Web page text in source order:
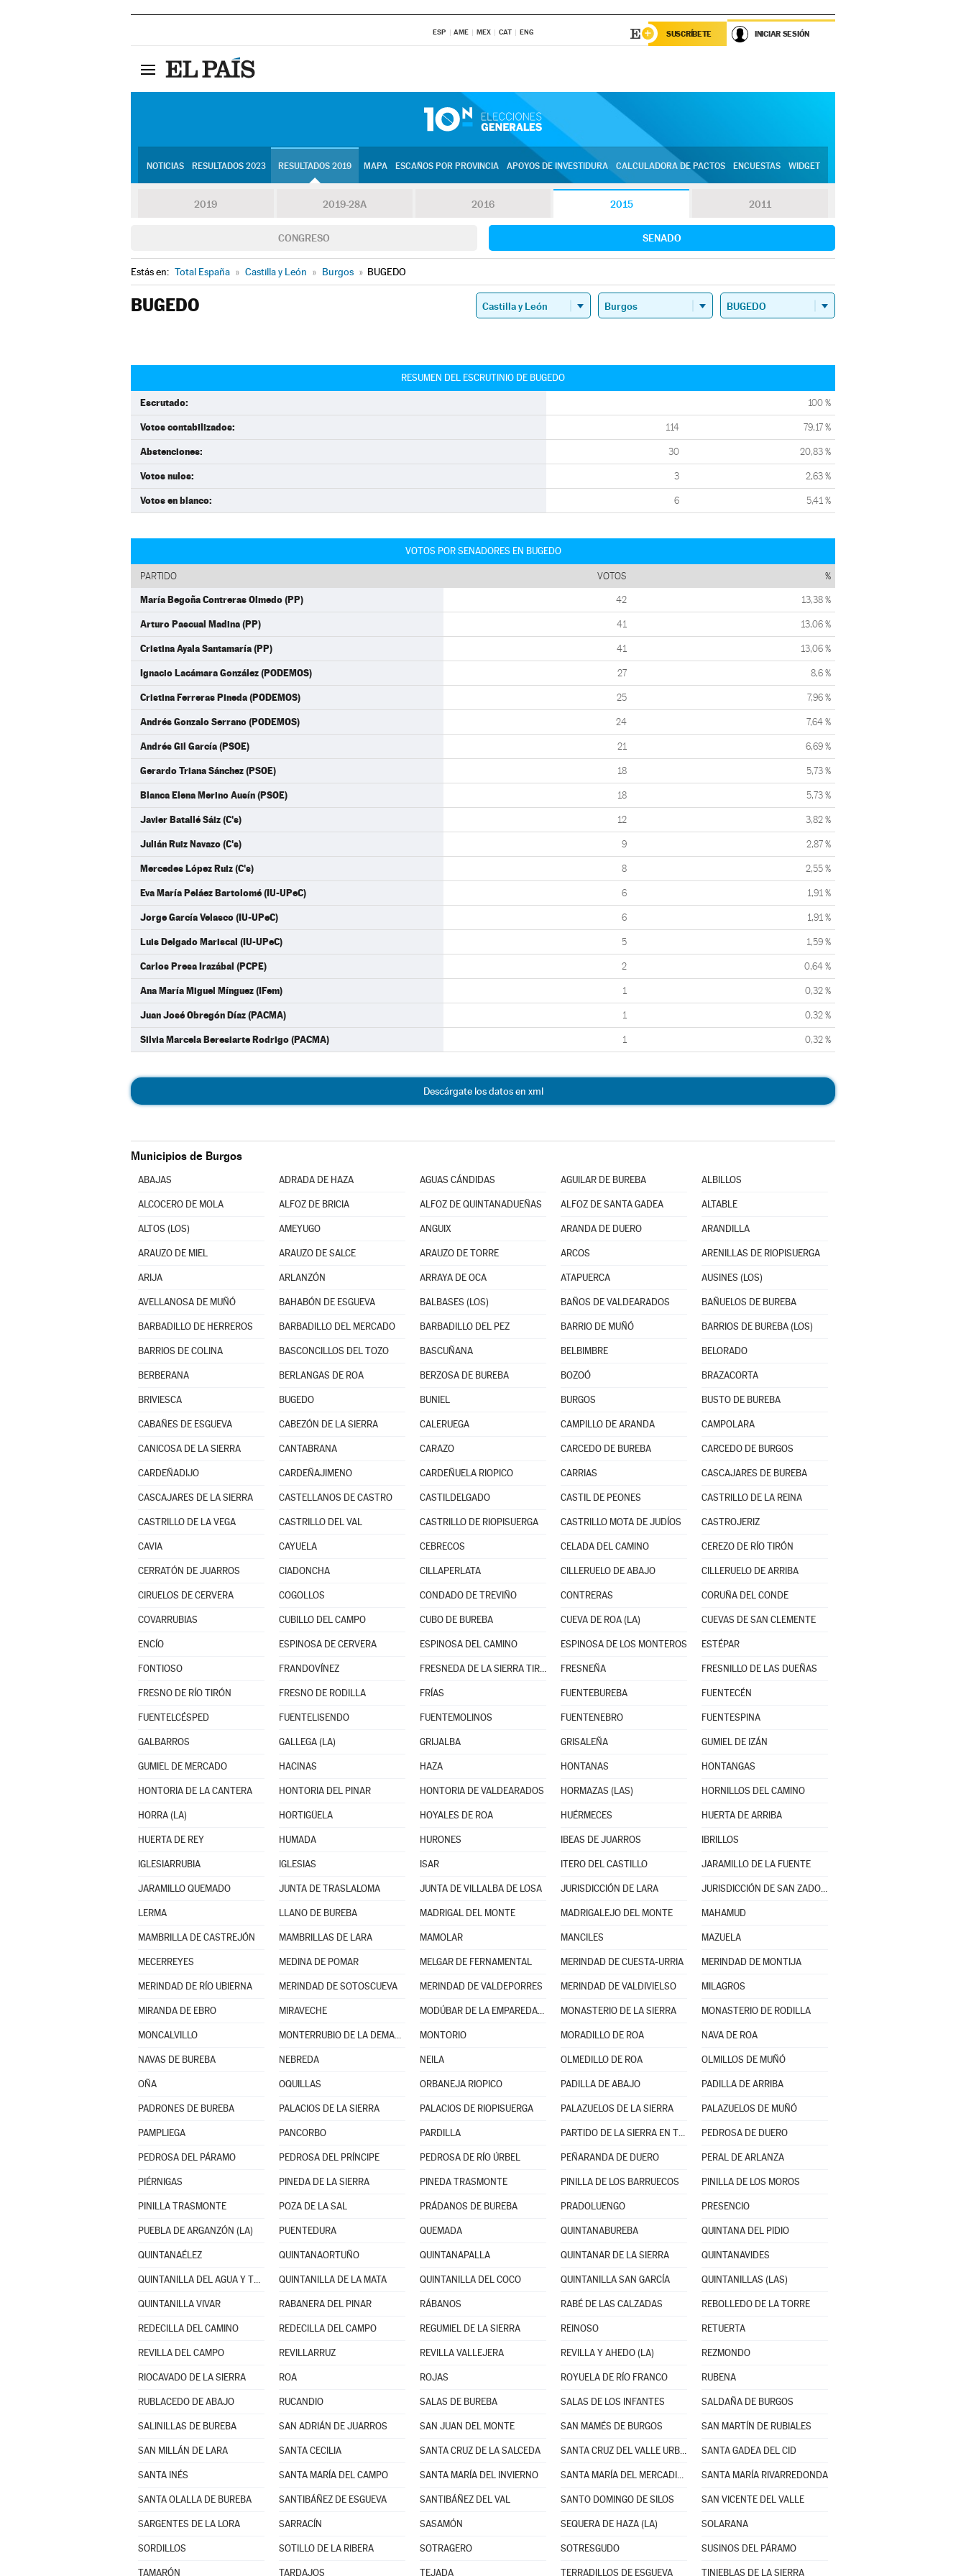
ESP AME MEX CAT ENG SUSCRÍBETE INICIAR SESIÓN
NOTICIAS RESULTADOS 2023 RESULTADOS 2019 MAPA ESCAÑOS POR PROVINCIA APOYOS DE INVESTIDURA CALCULADORA DE PACTOS ENCUESTAS WIDGET
2019 2019-28A 2016 2015 2011
CONGRESO SENADO
Estás en: Total España » Castilla y León » Burgos » BUGEDO
BUGEDO
RESUMEN DEL ESCRUTINIO DE BUGEDO
Escrutado: 100 %
Votos contabilizados: 114 79,17 %
Abstenciones: 30 20,83 %
Votos nulos: 3 2,63 %
Votos en blanco: 6 5,41 %
VOTOS POR SENADORES EN BUGEDO
PARTIDO VOTOS %
María Begoña Contreras Olmedo (PP) 42 13,38 %
Arturo Pascual Madina (PP) 41 13,06 %
Cristina Ayala Santamaría (PP) 41 13,06 %
Ignacio Lacámara González (PODEMOS) 27 8,6 %
Cristina Ferreras Pineda (PODEMOS) 25 7,96 %
Andrés Gonzalo Serrano (PODEMOS) 24 7,64 %
Andrés Gil García (PSOE) 21 6,69 %
Gerardo Triana Sánchez (PSOE) 18 5,73 %
Blanca Elena Merino Ausín (PSOE) 18 5,73 %
Javier Batallé Sáiz (C's) 12 3,82 %
Julián Ruiz Navazo (C's) 9 2,87 %
Mercedes López Ruiz (C's) 8 2,55 %
Eva María Peláez Bartolomé (IU-UPeC) 6 1,91 %
Jorge García Velasco (IU-UPeC) 6 1,91 %
Luis Delgado Mariscal (IU-UPeC) 5 1,59 %
Carlos Presa Irazábal (PCPE) 2 0,64 %
Ana María Miguel Mínguez (IFem) 1 0,32 %
Juan José Obregón Díaz (PACMA) 1 0,32 %
Silvia Marcela Beresiarte Rodrigo (PACMA) 1 0,32 %
Descárgate los datos en xml
Municipios de Burgos
ABAJAS ADRADA DE HAZA AGUAS CÁNDIDAS AGUILAR DE BUREBA ALBILLOS
ALCOCERO DE MOLA ALFOZ DE BRICIA ALFOZ DE QUINTANADUEÑAS ALFOZ DE SANTA GADEA ALTABLE
ALTOS (LOS) AMEYUGO ANGUIX ARANDA DE DUERO ARANDILLA
ARAUZO DE MIEL ARAUZO DE SALCE ARAUZO DE TORRE ARCOS ARENILLAS DE RIOPISUERGA
ARIJA ARLANZÓN ARRAYA DE OCA ATAPUERCA AUSINES (LOS)
AVELLANOSA DE MUÑÓ BAHABÓN DE ESGUEVA BALBASES (LOS) BAÑOS DE VALDEARADOS BAÑUELOS DE BUREBA
BARBADILLO DE HERREROS BARBADILLO DEL MERCADO BARBADILLO DEL PEZ BARRIO DE MUÑÓ BARRIOS DE BUREBA (LOS)
BARRIOS DE COLINA BASCONCILLOS DEL TOZO BASCUÑANA BELBIMBRE BELORADO
BERBERANA BERLANGAS DE ROA BERZOSA DE BUREBA BOZOÓ BRAZACORTA
BRIVIESCA BUGEDO BUNIEL BURGOS BUSTO DE BUREBA
CABAÑES DE ESGUEVA CABEZÓN DE LA SIERRA CALERUEGA CAMPILLO DE ARANDA CAMPOLARA
CANICOSA DE LA SIERRA CANTABRANA CARAZO CARCEDO DE BUREBA CARCEDO DE BURGOS
CARDEÑADIJO CARDEÑAJIMENO CARDEÑUELA RIOPICO CARRIAS CASCAJARES DE BUREBA
CASCAJARES DE LA SIERRA CASTELLANOS DE CASTRO CASTILDELGADO CASTIL DE PEONES CASTRILLO DE LA REINA
CASTRILLO DE LA VEGA CASTRILLO DEL VAL CASTRILLO DE RIOPISUERGA CASTRILLO MOTA DE JUDÍOS CASTROJERIZ
CAVIA CAYUELA CEBRECOS CELADA DEL CAMINO CEREZO DE RÍO TIRÓN
CERRATÓN DE JUARROS CIADONCHA CILLAPERLATA CILLERUELO DE ABAJO CILLERUELO DE ARRIBA
CIRUELOS DE CERVERA COGOLLOS CONDADO DE TREVIÑO CONTRERAS CORUÑA DEL CONDE
COVARRUBIAS CUBILLO DEL CAMPO CUBO DE BUREBA CUEVA DE ROA (LA) CUEVAS DE SAN CLEMENTE
ENCÍO ESPINOSA DE CERVERA ESPINOSA DEL CAMINO ESPINOSA DE LOS MONTEROS ESTÉPAR
FONTIOSO FRANDOVÍNEZ FRESNEDA DE LA SIERRA TIRÓN FRESNEÑA FRESNILLO DE LAS DUEÑAS
FRESNO DE RÍO TIRÓN FRESNO DE RODILLA FRÍAS FUENTEBUREBA FUENTECÉN
FUENTELCÉSPED FUENTELISENDO FUENTEMOLINOS FUENTENEBRO FUENTESPINA
GALBARROS GALLEGA (LA) GRIJALBA GRISALEÑA GUMIEL DE IZÁN
GUMIEL DE MERCADO HACINAS HAZA HONTANAS HONTANGAS
HONTORIA DE LA CANTERA HONTORIA DEL PINAR HONTORIA DE VALDEARADOS HORMAZAS (LAS) HORNILLOS DEL CAMINO
HORRA (LA) HORTIGÜELA HOYALES DE ROA HUÉRMECES HUERTA DE ARRIBA
HUERTA DE REY HUMADA HURONES IBEAS DE JUARROS IBRILLOS
IGLESIARRUBIA IGLESIAS ISAR ITERO DEL CASTILLO JARAMILLO DE LA FUENTE
JARAMILLO QUEMADO JUNTA DE TRASLALOMA JUNTA DE VILLALBA DE LOSA JURISDICCIÓN DE LARA JURISDICCIÓN DE SAN ZADORNIL
LERMA LLANO DE BUREBA MADRIGAL DEL MONTE MADRIGALEJO DEL MONTE MAHAMUD
MAMBRILLA DE CASTREJÓN MAMBRILLAS DE LARA MAMOLAR MANCILES MAZUELA
MECERREYES MEDINA DE POMAR MELGAR DE FERNAMENTAL MERINDAD DE CUESTA-URRIA MERINDAD DE MONTIJA
MERINDAD DE RÍO UBIERNA MERINDAD DE SOTOSCUEVA MERINDAD DE VALDEPORRES MERINDAD DE VALDIVIELSO MILAGROS
MIRANDA DE EBRO MIRAVECHE MODÚBAR DE LA EMPAREDADA MONASTERIO DE LA SIERRA MONASTERIO DE RODILLA
MONCALVILLO MONTERRUBIO DE LA DEMANDA MONTORIO MORADILLO DE ROA NAVA DE ROA
NAVAS DE BUREBA NEBREDA NEILA OLMEDILLO DE ROA OLMILLOS DE MUÑÓ
OÑA OQUILLAS ORBANEJA RIOPICO PADILLA DE ABAJO PADILLA DE ARRIBA
PADRONES DE BUREBA PALACIOS DE LA SIERRA PALACIOS DE RIOPISUERGA PALAZUELOS DE LA SIERRA PALAZUELOS DE MUÑÓ
PAMPLIEGA PANCORBO PARDILLA PARTIDO DE LA SIERRA EN TOBALINA PEDROSA DE DUERO
PEDROSA DEL PÁRAMO PEDROSA DEL PRÍNCIPE PEDROSA DE RÍO ÚRBEL PEÑARANDA DE DUERO PERAL DE ARLANZA
PIÉRNIGAS PINEDA DE LA SIERRA PINEDA TRASMONTE PINILLA DE LOS BARRUECOS PINILLA DE LOS MOROS
PINILLA TRASMONTE POZA DE LA SAL PRÁDANOS DE BUREBA PRADOLUENGO PRESENCIO
PUEBLA DE ARGANZÓN (LA) PUENTEDURA QUEMADA QUINTANABUREBA QUINTANA DEL PIDIO
QUINTANAÉLEZ QUINTANAORTUÑO QUINTANAPALLA QUINTANAR DE LA SIERRA QUINTANAVIDES
QUINTANILLA DEL AGUA Y TORDUELES QUINTANILLA DE LA MATA QUINTANILLA DEL COCO QUINTANILLA SAN GARCÍA QUINTANILLAS (LAS)
QUINTANILLA VIVAR RABANERA DEL PINAR RÁBANOS RABÉ DE LAS CALZADAS REBOLLEDO DE LA TORRE
REDECILLA DEL CAMINO REDECILLA DEL CAMPO REGUMIEL DE LA SIERRA REINOSO RETUERTA
REVILLA DEL CAMPO REVILLARRUZ REVILLA VALLEJERA REVILLA Y AHEDO (LA) REZMONDO
RIOCAVADO DE LA SIERRA ROA ROJAS ROYUELA DE RÍO FRANCO RUBENA
RUBLACEDO DE ABAJO RUCANDIO SALAS DE BUREBA SALAS DE LOS INFANTES SALDAÑA DE BURGOS
SALINILLAS DE BUREBA SAN ADRIÁN DE JUARROS SAN JUAN DEL MONTE SAN MAMÉS DE BURGOS SAN MARTÍN DE RUBIALES
SAN MILLÁN DE LARA SANTA CECILIA SANTA CRUZ DE LA SALCEDA SANTA CRUZ DEL VALLE URBIÓN SANTA GADEA DEL CID
SANTA INÉS SANTA MARÍA DEL CAMPO SANTA MARÍA DEL INVIERNO SANTA MARÍA DEL MERCADILLO SANTA MARÍA RIVARREDONDA
SANTA OLALLA DE BUREBA SANTIBÁÑEZ DE ESGUEVA SANTIBÁÑEZ DEL VAL SANTO DOMINGO DE SILOS SAN VICENTE DEL VALLE
SARGENTES DE LA LORA SARRACÍN SASAMÓN SEQUERA DE HAZA (LA) SOLARANA
SORDILLOS SOTILLO DE LA RIBERA SOTRAGERO SOTRESGUDO SUSINOS DEL PÁRAMO
TAMARÓN TARDAJOS TEJADA TERRADILLOS DE ESGUEVA TINIEBLAS DE LA SIERRA